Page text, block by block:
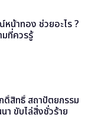
น้าทอง ช่วยอะไร ?
มที่ควรรู้
สิทธิ์ สถาปัตยกรรม
า ขับไล่สิ่งชั่วร้าย